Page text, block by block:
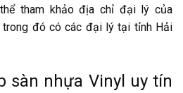
tham khảo địa chỉ đại lý của
trong đó có các đại lý tại tỉnh Hải
sàn nhựa Vinyl uy tín